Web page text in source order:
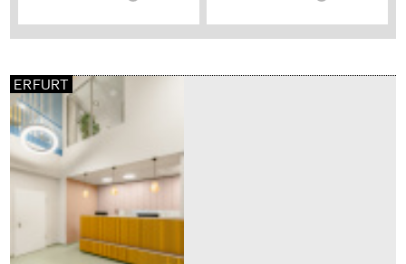
ERFURT